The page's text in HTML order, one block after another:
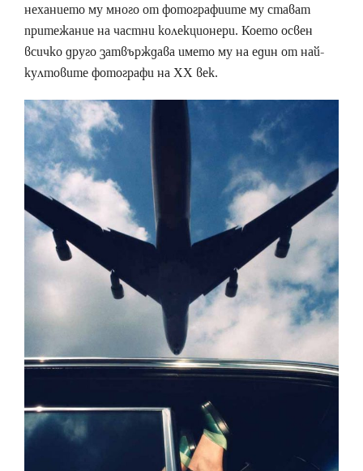
неханието му много от фотографиите му стават
притежание на частни колекционери. Което освен
всичко друго затвърждава името му на един от най-
култовите фотографи на ХХ век.